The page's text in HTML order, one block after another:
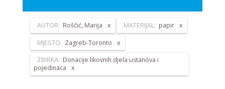
AUTOR: Roščić, Marija MATERIJAL: papir
MJESTO: Zagreb-Toronto
ZBIRKA: Donacije likovnih djela ustanova i
pojedinaca